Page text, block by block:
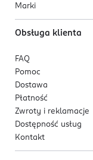
Marki
Obsługa klienta
FAQ
Pomoc
Dostawa
Płatność
Zwroty i reklamacje
Dostępność usług
Kontakt